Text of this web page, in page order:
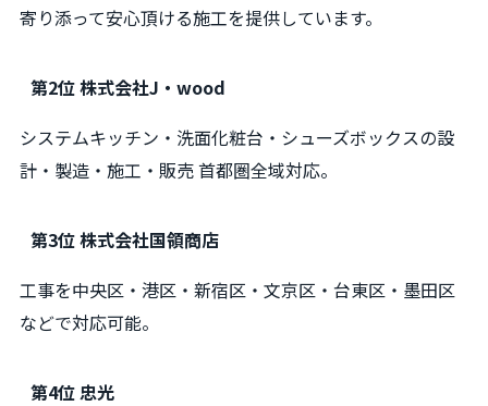
寄り添って安心頂ける施工を提供しています。
第2位 株式会社J・wood
システムキッチン・洗面化粧台・シューズボックスの設
計・製造・施工・販売 首都圏全域対応。
第3位 株式会社国領商店
工事を中央区・港区・新宿区・文京区・台東区・墨田区
などで対応可能。
第4位 忠光